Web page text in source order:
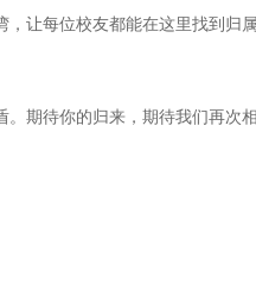
让每位校友都能在这里找到
期待你的归来，期待我们再次